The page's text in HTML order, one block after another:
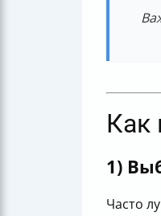
Как
1)
Часто